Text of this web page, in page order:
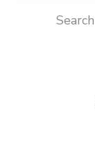
Search